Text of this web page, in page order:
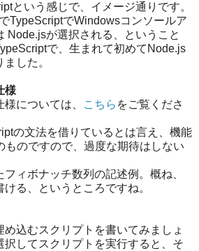
という感じで、イメージ通りです。
TypeScriptでWindowsコンソールア
Node.jsが選択される、ということ
で、生まれて初めてNode.js
した。
様
については、
こちら をご覧くださ
の文法を借りているとは言え、機能
ものですので、過度な期待はしない
ィボナッチ数列の記述例。概ね、
る、というところですね。
込むスクリプトを書いてみましょ
択してスクリプトを実行すると、そ